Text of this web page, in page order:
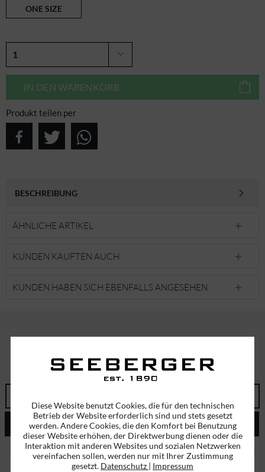
ONE SIZE
IN DEN WARENKORB
Produkt teilen per
BESCHREIBUNG
ÄHNLICHE ARTIKEL
KUNDEN KAUFTEN AUCH
KUNDEN HABEN SICH EBENFALLS ANGESEHEN
ERHALTEN SIE EINMALIG EINEN 5 EURO GUTSCHEIN
ABSENDEN
Ich habe dieDatenschutzbestimmungenzur Kenntnis genommen.
Diese Website benutzt Cookies, die für den technischen
Betrieb der Website erforderlich sind und stets gesetzt
werden. Andere Cookies, die den Komfort bei Benutzung
dieser Website erhöhen, der Direktwerbung dienen oder die
Interaktion mit anderen Websites und sozialen Netzwerken
vereinfachen sollen, werden nur mit Ihrer Zustimmung
gesetzt. Datenschutz | Impressum